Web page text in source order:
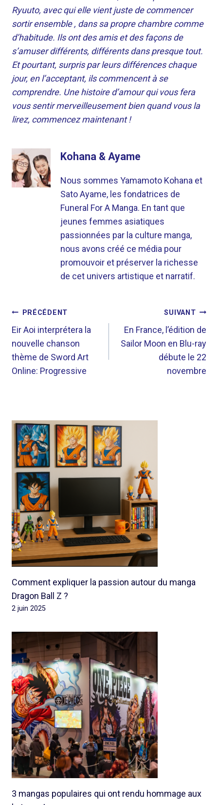
Ryuuto, avec qui elle vient juste de commencer
sortir ensemble , dans sa propre chambre comme
d’habitude. Ils ont des amis et des façons de
s’amuser différents, différents dans presque tout.
Et pourtant, surpris par leurs différences chaque
jour, en l’acceptant, ils commencent à se
comprendre. Une histoire d’amour qui vous fera
vous sentir merveilleusement bien quand vous la
lirez, commencez maintenant !
Kohana & Ayame
Nous sommes Yamamoto Kohana et
Sato Ayame, les fondatrices de
Funeral For A Manga. En tant que
jeunes femmes asiatiques
passionnées par la culture manga,
nous avons créé ce média pour
promouvoir et préserver la richesse
de cet univers artistique et narratif.
NAVIGATION
DE
L’ARTICLE
PRÉCÉDENT
Eir Aoi interprétera la
nouvelle chanson
thème de Sword Art
Online: Progressive
SUIVANT
En France, l’édition de
Sailor Moon en Blu-ray
débute le 22
novembre
Comment expliquer la passion autour du manga
Dragon Ball Z ?
2 juin 2025
3 mangas populaires qui ont rendu hommage aux